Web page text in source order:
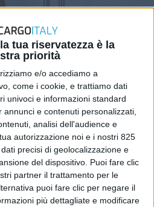
tua riservatezza è la
priorità
e/o accediamo a
come i cookie, e trattiamo dati
univoci e informazioni standard
annunci e contenuti personalizzati,
analisi dell'audience e
autorizzazione noi e i nostri 825
precisi di geolocalizzazione e
del dispositivo. Puoi fare clic
partner il trattamento per le
puoi fare clic per negare il
più dettagliate e modificare